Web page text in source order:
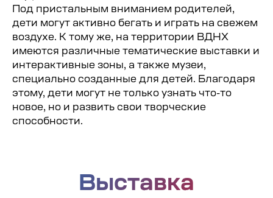
Под пристальным вниманием родителей,
дети могут активно бегать и играть на свежем
воздухе. К тому же, на территории ВДНХ
имеются различные тематические выставки и
интерактивные зоны, а также музеи,
специально созданные для детей. Благодаря
этому, дети могут не только узнать что-то
новое, но и развить свои творческие
способности.
• Самый масштабный городской
комплекс для отдыха в мире со
свободным входом;
архитектурными формами;
• 49 объектов культурного наследия;